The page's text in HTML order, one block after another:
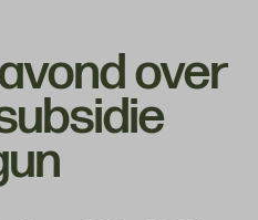
over